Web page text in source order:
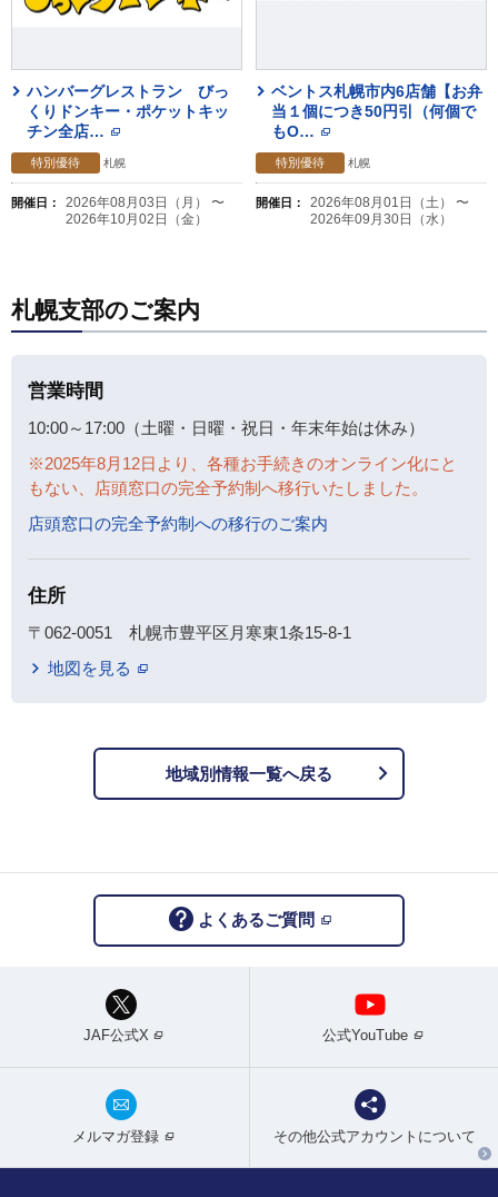
ハンバーグレストラン びっ
くりドンキー・ポケットキッ
チン全店…
特別優待 札幌
開催日：
2026年08月03日（月） 〜
2026年10月02日（金）
ベントス札幌市内6店舗【お弁
当１個につき50円引（何個で
もO…
特別優待 札幌
開催日：
2026年08月01日（土） 〜
2026年09月30日（水）
札幌支部のご案内
営業時間
10:00～17:00（土曜・日曜・祝日・年末年始は休み）
※2025年8月12日より、各種お手続きのオンライン化にと
もない、店頭窓口の完全予約制へ移行いたしました。
店頭窓口の完全予約制への移行のご案内
住所
〒062-0051 札幌市豊平区月寒東1条15-8-1
地図を見る
地域別情報一覧へ戻る
よくあるご質問
JAF公式X 公式YouTube
メルマガ登録 その他公式アカウントについて